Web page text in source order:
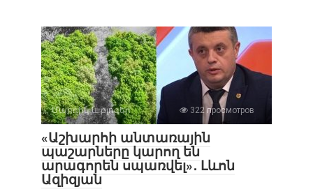
Մարդիկ և բլոգեր 322 просмотров
«Աշխարհի անտառային
պաշարները կարող են
արագորեն սպառվել»․ Լևոն
Ազիզյան